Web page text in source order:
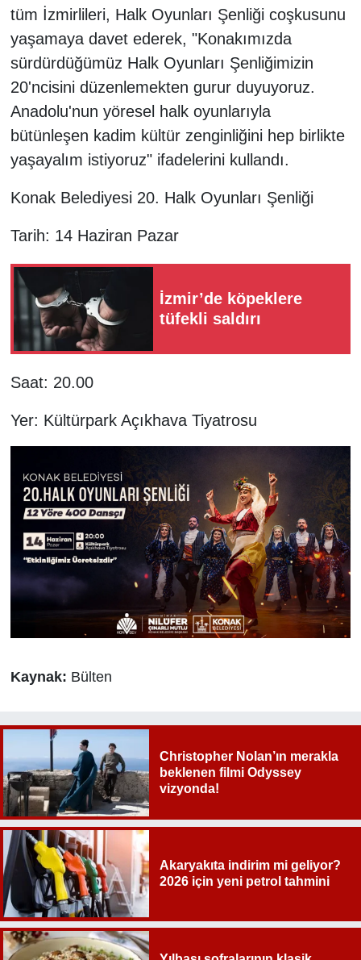
tüm İzmirlileri, Halk Oyunları Şenliği coşkusunu
yaşamaya davet ederek, "Konakımızda
sürdürdüğümüz Halk Oyunları Şenliğimizin
20'ncisini düzenlemekten gurur duyuyoruz.
Anadolu'nun yöresel halk oyunlarıyla
bütünleşen kadim kültür zenginliğini hep birlikte
yaşayalım istiyoruz" ifadelerini kullandı.
Konak Belediyesi 20. Halk Oyunları Şenliği
Tarih: 14 Haziran Pazar
İzmir’de köpeklere
tüfekli saldırı
Saat: 20.00
Yer: Kültürpark Açıkhava Tiyatrosu
Kaynak: Bülten
Christopher Nolan’ın merakla
beklenen filmi Odyssey
vizyonda!
Akaryakıta indirim mi geliyor?
2026 için yeni petrol tahmini